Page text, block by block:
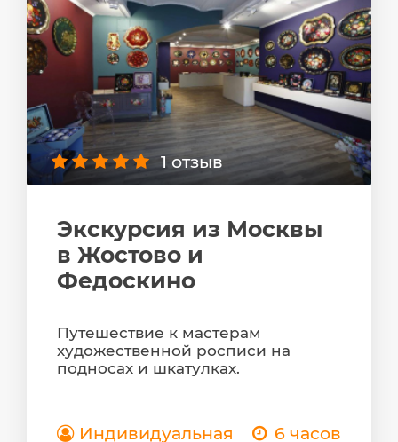
1 отзыв
Экскурсия из Москвы
в Жостово и
Федоскино
Путешествие к мастерам
художественной росписи на
подносах и шкатулках.
Индивидуальная 6 часов